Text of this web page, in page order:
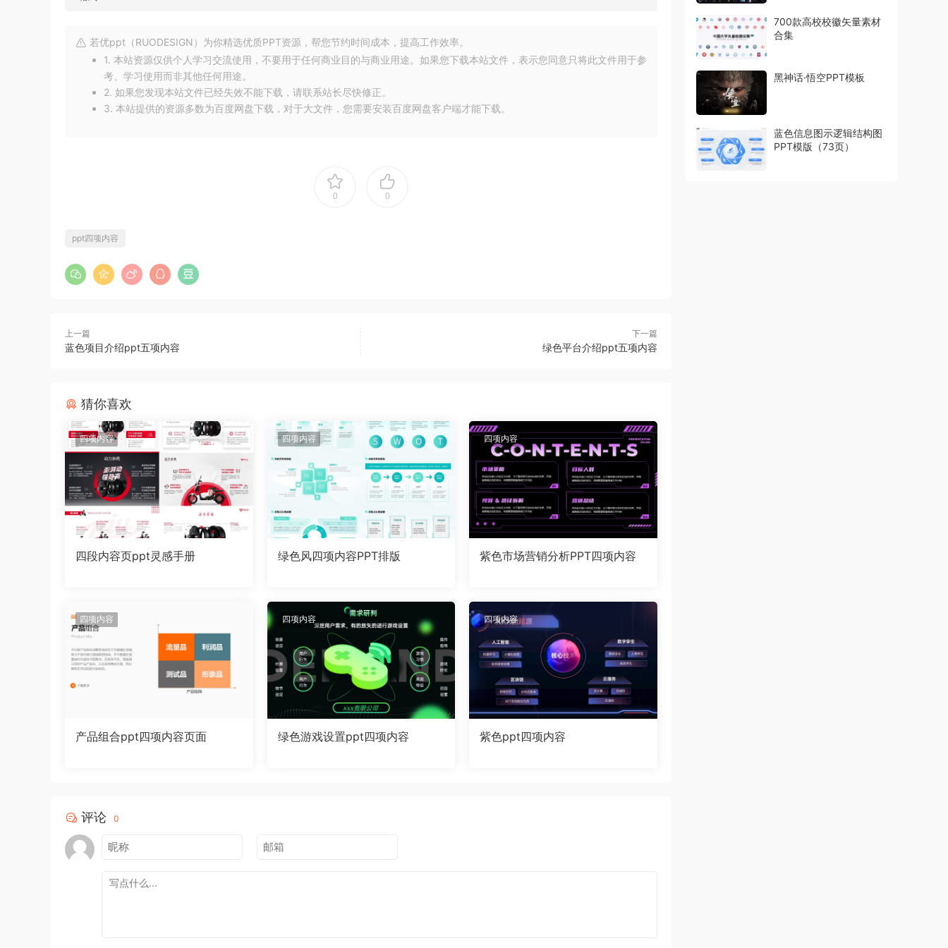
若优ppt（RUODESIGN）为你精选优质PPT资源，帮您节约时间成本，提高工作效率。
1. 本站资源仅供个人学习交流使用，不要用于任何商业目的与商业用途。如果您下载本站文件，表示您同意只将此文件用于参
考、学习使用而非其他任何用途。
2. 如果您发现本站文件已经失效不能下载，请联系站长尽快修正。
3. 本站提供的资源多数为百度网盘下载，对于大文件，您需要安装百度网盘客户端才能下载。
0 0
ppt四项内容
上一篇
蓝色项目介绍ppt五项内容
下一篇
绿色平台介绍ppt五项内容
猜你喜欢
四项内容
四段内容页ppt灵感手册
四项内容
绿色风四项内容PPT排版
四项内容
紫色市场营销分析PPT四项内容
四项内容
产品组合ppt四项内容页面
四项内容
绿色游戏设置ppt四项内容
四项内容
紫色ppt四项内容
评论 0
700款高校校徽矢量素材
合集
黑神话·悟空PPT模板
蓝色信息图示逻辑结构图
PPT模版（73页）